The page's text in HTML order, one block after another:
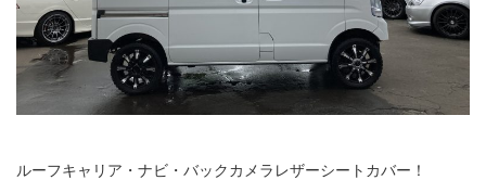
ルーフキャリア・ナビ・バックカメラレザーシートカバー！